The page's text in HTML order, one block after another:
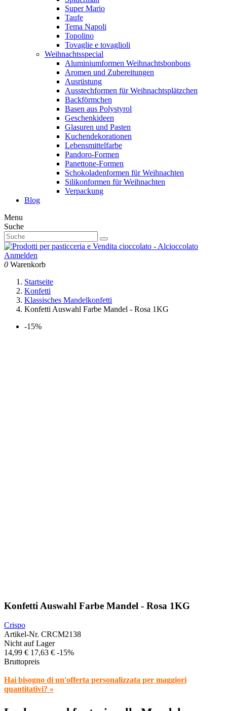
Super Mario
Taufe
Tema Napoli
Topolino
Tovaglie e tovaglioli
Weihnachtsspecial
Aluminiumformen Weihnachtsbonbons
Aromen und Zubereitungen
Ausrüstung
Ausstechformen für Weihnachtsplätzchen
Backförmchen
Basen aus Polystyrol
Geschenkideen
Glasuren und Pasten
Kuchendekorationen
Lebensmittelfarbe
Pandoro-Formen
Panettone-Formen
Schokoladenformen für Weihnachten
Silikonformen für Weihnachten
Verpackung
Blog
Menu
Suche
Anmelden
0 Warenkorb
Startseite
Konfetti
Klassisches Mandelkonfetti
Konfetti Auswahl Farbe Mandel - Rosa 1KG
-15%
Konfetti Auswahl Farbe Mandel - Rosa 1KG
Crispo
Artikel-Nr. CRCM2138
Nicht auf Lager
14,99 € 17,63 € -15%
Bruttopreis
Hai bisogno di un'offerta personalizzata per maggiori
quantitativi? »